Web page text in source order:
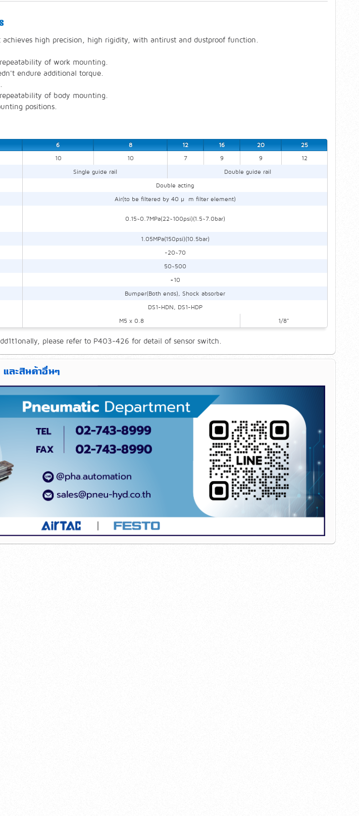
high precision, high rigidity, with antirust and dustproof function.
of work mounting.
endure additional torque.
of body mounting.
positions.
6 8 12 16 20
25
10 10 7 9 9
12
Single guide rail
Double guide rail
Double acting
Air(to be filtered by 40 µ m filter element)
0.15~0.7MPa(22~100psi)(1.5~7.0bar)
1.05MPa(150psi)(10.5bar)
-20~70
50~500
+10
Bumper(Both ends), Shock absorber
DS1-HDN, DS1-HDP
M5 x 0.8 1/8"
please refer to P403-426 for detail of sensor switch.
ะสินค้าอื่นๆ